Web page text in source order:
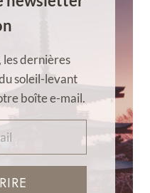
les dernières
soleil-levant
boîte e-mail.